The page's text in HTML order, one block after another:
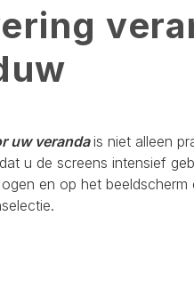
uw verandais niet alleen
u de screens intensief
en op het